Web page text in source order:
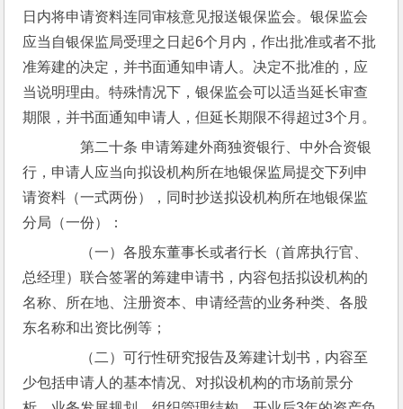
日内将申请资料连同审核意见报送银保监会。银保监会
应当自银保监局受理之日起6个月内，作出批准或者不批
准筹建的决定，并书面通知申请人。决定不批准的，应
当说明理由。特殊情况下，银保监会可以适当延长审查
期限，并书面通知申请人，但延长期限不得超过3个月。
第二十条 申请筹建外商独资银行、中外合资银
行，申请人应当向拟设机构所在地银保监局提交下列申
请资料（一式两份），同时抄送拟设机构所在地银保监
分局（一份）：
（一）各股东董事长或者行长（首席执行官、
总经理）联合签署的筹建申请书，内容包括拟设机构的
名称、所在地、注册资本、申请经营的业务种类、各股
东名称和出资比例等；
（二）可行性研究报告及筹建计划书，内容至
少包括申请人的基本情况、对拟设机构的市场前景分